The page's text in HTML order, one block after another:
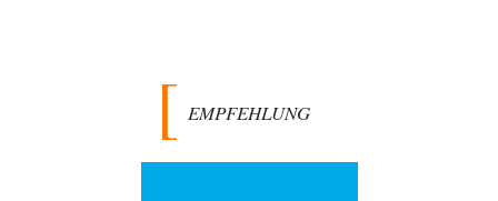
@Theo Noestonto: Ich würde in der Tat nicht mehr ausschließen, dass
vor 2 Stunden zu:
Territoriale Neuordnung der Ukraine?
EMPFEHLUNG